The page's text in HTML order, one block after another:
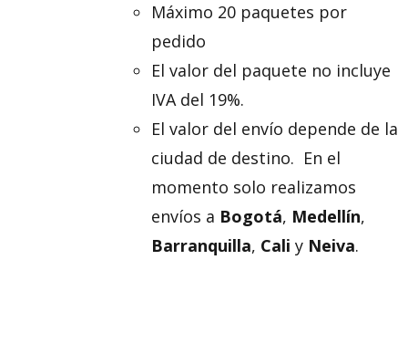
Máximo 20 paquetes por
pedido
El valor del paquete no incluye
IVA del 19%.
El valor del envío depende de la
ciudad de destino. En el
momento solo realizamos
envíos a Bogotá, Medellín,
Barranquilla, Cali y Neiva.